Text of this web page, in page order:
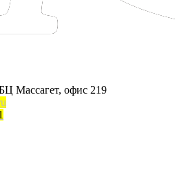
Массагет, офис 219